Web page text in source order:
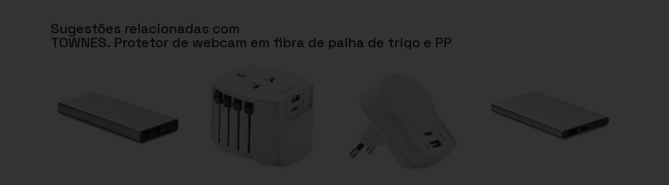
Sugestões relacionadas com
TOWNES. Protetor de webcam em fibra de palha de trigo e PP